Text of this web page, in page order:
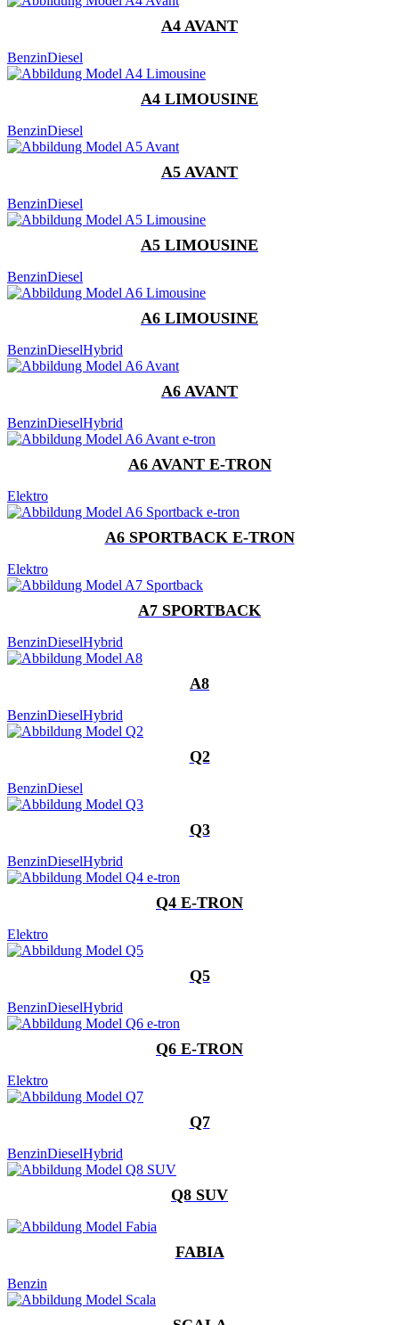
A4 AVANT
BenzinDiesel
A4 LIMOUSINE
BenzinDiesel
A5 AVANT
BenzinDiesel
A5 LIMOUSINE
BenzinDiesel
A6 LIMOUSINE
BenzinDieselHybrid
A6 AVANT
BenzinDieselHybrid
A6 AVANT E-TRON
Elektro
A6 SPORTBACK E-TRON
Elektro
A7 SPORTBACK
BenzinDieselHybrid
A8
BenzinDieselHybrid
Q2
BenzinDiesel
Q3
BenzinDieselHybrid
Q4 E-TRON
Elektro
Q5
BenzinDieselHybrid
Q6 E-TRON
Elektro
Q7
BenzinDieselHybrid
Q8 SUV
FABIA
Benzin